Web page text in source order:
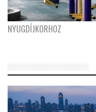
NYUGDÍJKORHOZ